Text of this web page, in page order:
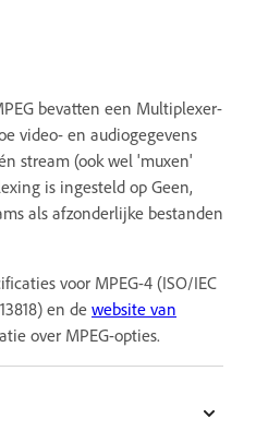
bevatten een Multiplexer-
video- en audiogegevens
stream (ook wel 'muxen'
is ingesteld op Geen,
als afzonderlijke bestanden
voor MPEG-4 (ISO/IEC
en de website van
over MPEG-opties.